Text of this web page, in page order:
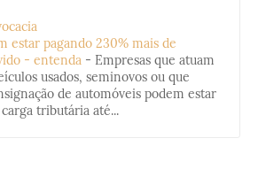
estar pagando 230% mais de
- entenda - Empresas que atuam
usados, seminovos ou que
de automóveis podem estar
tributária até...